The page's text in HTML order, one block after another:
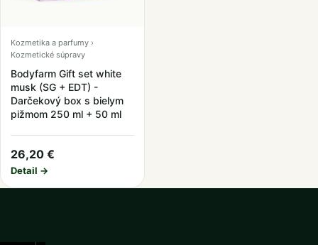
Kozmetika a parfumy ›
Kozmetické súpravy
Bodyfarm Gift set white
musk (SG + EDT) -
Darčekový box s bielym
pižmom 250 ml + 50 ml
26,20 €
Detail →